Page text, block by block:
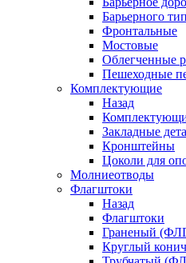
Барьерного
Фронтальные
Мостовые
Облегченные
Пешеходные
Комплектующие
Назад
Закладные
Кронштейны
Цоколи для
Молниеотводы
Флагштоки
Назад
Флагштоки
Граненый
Круглый